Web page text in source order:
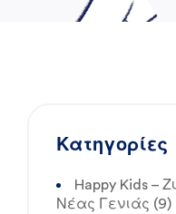
Κατηγορίες
Happy Kids –
Νέας Γενιάς (9)